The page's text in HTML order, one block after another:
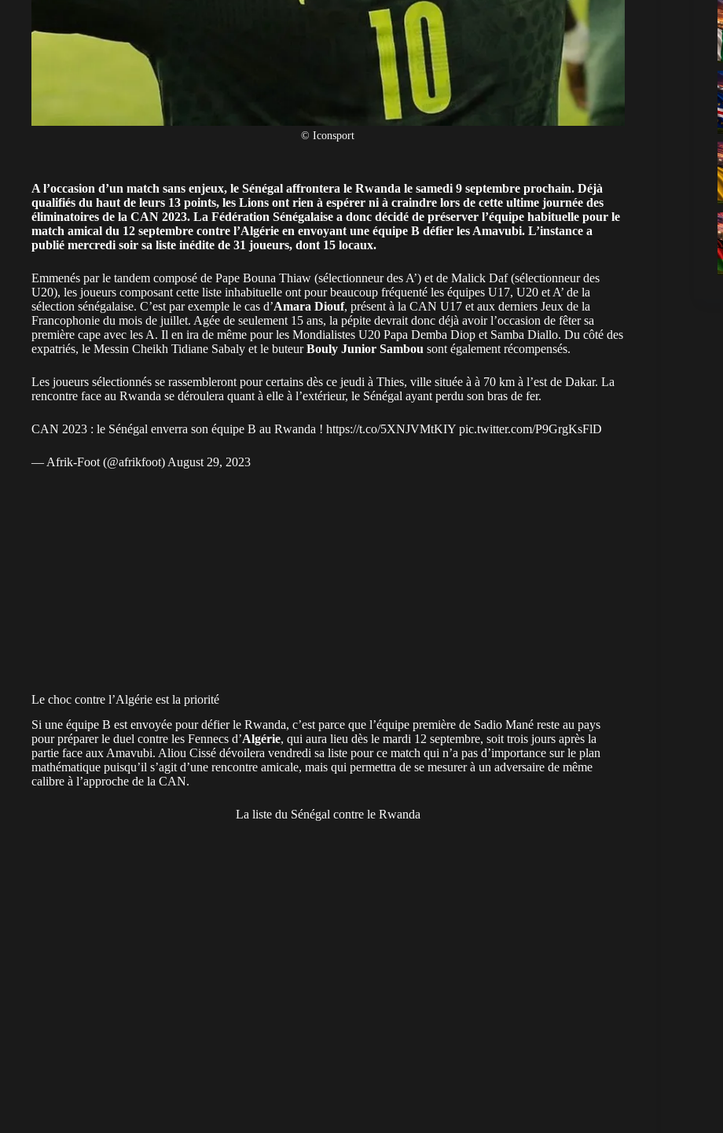
© Iconsport
A l’occasion d’un match sans enjeux, le Sénégal affrontera le Rwanda le samedi 9 septembre prochain. Déjà
qualifiés du haut de leurs 13 points, les Lions ont rien à espérer ni à craindre lors de cette ultime journée des
éliminatoires de la CAN 2023. La Fédération Sénégalaise a donc décidé de préserver l’équipe habituelle pour le
match amical du 12 septembre contre l’Algérie en envoyant une équipe B défier les Amavubi. L’instance a
publié mercredi soir sa liste inédite de 31 joueurs, dont 15 locaux.
Emmenés par le tandem composé de Pape Bouna Thiaw (sélectionneur des A’) et de Malick Daf (sélectionneur des
U20), les joueurs composant cette liste inhabituelle ont pour beaucoup fréquenté les équipes U17, U20 et A’ de la
sélection sénégalaise. C’est par exemple le cas d’Amara Diouf, présent à la CAN U17 et aux derniers Jeux de la
Francophonie du mois de juillet. Agée de seulement 15 ans, la pépite devrait donc déjà avoir l’occasion de fêter sa
première cape avec les A. Il en ira de même pour les Mondialistes U20 Papa Demba Diop et Samba Diallo. Du côté des
expatriés, le Messin Cheikh Tidiane Sabaly et le buteurBouly Junior Sambou sont également récompensés.
Les joueurs sélectionnés se rassembleront pour certains dès ce jeudi à Thies, ville située à à 70 km à l’est de Dakar. La
rencontre face au Rwanda se déroulera quant à elle à l’extérieur, le Sénégal ayant perdu son bras de fer.
CAN 2023 : le Sénégal enverra son équipe B au Rwanda ! https://t.co/5XNJVMtKIY pic.twitter.com/P9GrgKsFlD
— Afrik-Foot (@afrikfoot) August 29, 2023
Le choc contre l’Algérie est la priorité
Si une équipe B est envoyée pour défier le Rwanda, c’est parce que l’équipe première de Sadio Mané reste au pays
pour préparer le duel contre les Fennecs d’Algérie, qui aura lieu dès le mardi 12 septembre, soit trois jours après la
partie face aux Amavubi. Aliou Cissé dévoilera vendredi sa liste pour ce match qui n’a pas d’importance sur le plan
mathématique puisqu’il s’agit d’une rencontre amicale, mais qui permettra de se mesurer à un adversaire de même
calibre à l’approche de la CAN.
La liste du Sénégal contre le Rwanda